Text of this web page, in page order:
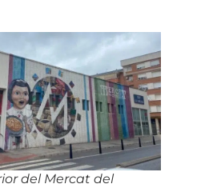
del Mercat del